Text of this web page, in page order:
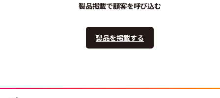
製品掲載で顧客を呼び込む
製品を掲載する